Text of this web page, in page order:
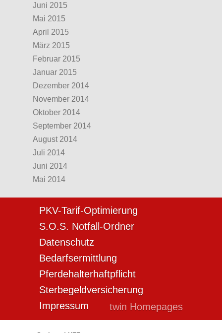
Juni 2015
Mai 2015
April 2015
März 2015
Februar 2015
Januar 2015
Dezember 2014
November 2014
Oktober 2014
September 2014
August 2014
Juli 2014
Juni 2014
Mai 2014
PKV-Tarif-Optimierung
S.O.S. Notfall-Ordner
Datenschutz
Bedarfsermittlung
Pferdehalterhaftpflicht
Sterbegeldversicherung
Impressum
twin Homepages